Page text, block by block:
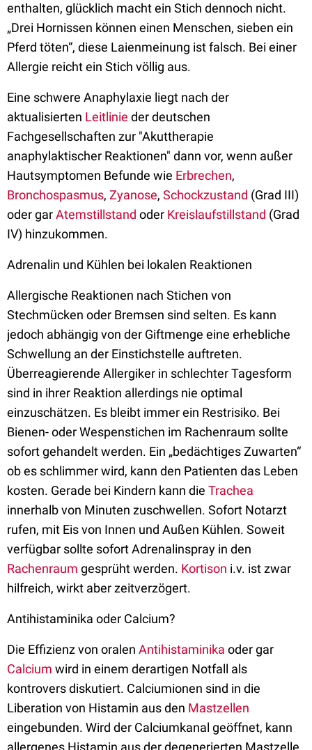
enthalten, glücklich macht ein Stich dennoch nicht.
„Drei Hornissen können einen Menschen, sieben ein
Pferd töten“, diese Laienmeinung ist falsch. Bei einer
Allergie reicht ein Stich völlig aus.
Eine schwere Anaphylaxie liegt nach der
aktualisierten Leitlinie der deutschen
Fachgesellschaften zur "Akuttherapie
anaphylaktischer Reaktionen" dann vor, wenn außer
Hautsymptomen Befunde wie Erbrechen,
Bronchospasmus, Zyanose, Schockzustand (Grad III)
oder garAtemstillstand oder Kreislaufstillstand (Grad
IV) hinzukommen.
Adrenalin und Kühlen bei lokalen Reaktionen
Allergische Reaktionen nach Stichen von
Stechmücken oder Bremsen sind selten. Es kann
jedoch abhängig von der Giftmenge eine erhebliche
Schwellung an der Einstichstelle auftreten.
Überreagierende Allergiker in schlechter Tagesform
sind in ihrer Reaktion allerdings nie optimal
einzuschätzen. Es bleibt immer ein Restrisiko. Bei
Bienen- oder Wespenstichen im Rachenraum sollte
sofort gehandelt werden. Ein „bedächtiges Zuwarten“
ob es schlimmer wird, kann den Patienten das Leben
kosten. Gerade bei Kindern kann die Trachea
innerhalb von Minuten zuschwellen. Sofort Notarzt
rufen, mit Eis von Innen und Außen Kühlen. Soweit
verfügbar sollte sofort Adrenalinspray in den
Rachenraum gesprüht werden. Kortison i.v. ist zwar
hilfreich, wirkt aber zeitverzögert.
Antihistaminika oder Calcium?
Die Effizienz von oralen Antihistaminika oder gar
Calcium wird in einem derartigen Notfall als
kontrovers diskutiert. Calciumionen sind in die
Liberation von Histamin aus den Mastzellen
eingebunden. Wird der Calciumkanal geöffnet, kann
allergenes Histamin aus der degenerierten Mastzelle